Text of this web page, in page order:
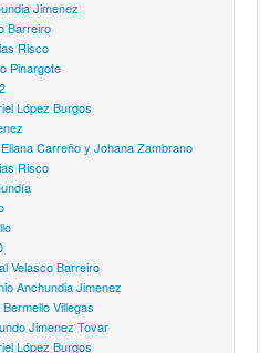
Jimenez
Barreiro
Risco
Pinargote
López Burgos
Carreño y Johana Zambrano
Risco
Velasco Barreiro
Anchundia Jimenez
Villegas
Jimenez Tovar
López Burgos